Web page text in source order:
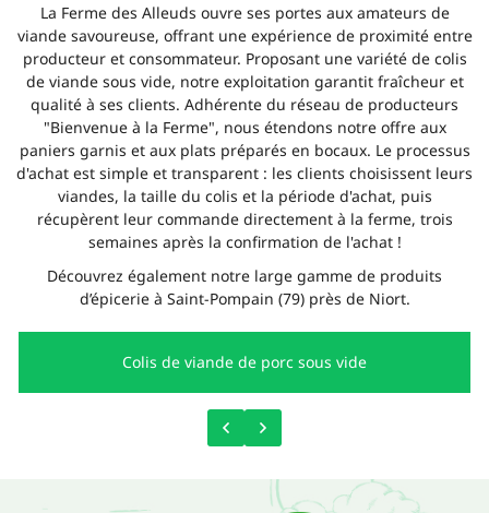
Une
La Ferme des Alleuds ouvre ses portes aux amateurs de
viande savoureuse, offrant une expérience de proximité entre
producteur et consommateur. Proposant une variété de colis
de viande sous vide, notre exploitation garantit fraîcheur et
qualité à ses clients. Adhérente du réseau de producteurs
"Bienvenue à la Ferme", nous étendons notre offre aux
paniers garnis et aux plats préparés en bocaux. Le processus
d'achat est simple et transparent : les clients choisissent leurs
viandes, la taille du colis et la période d'achat, puis
récupèrent leur commande directement à la ferme, trois
semaines après la confirmation de l'achat !
Découvrez également notre large gamme de produits
d’épicerie à Saint-Pompain (79) près de Niort.
Colis de viande de porc sous vide